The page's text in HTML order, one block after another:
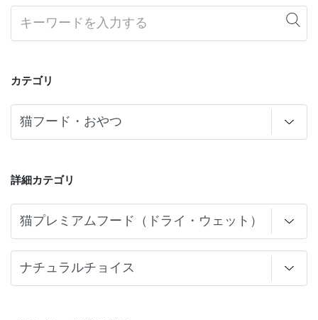
カテゴリ
詳細カテゴリ